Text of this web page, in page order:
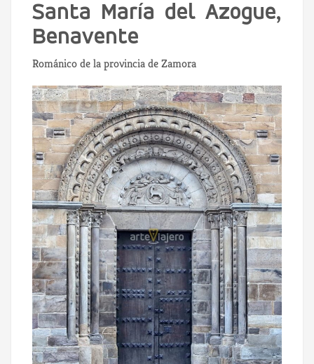
Santa María del Azogue,
Benavente
Románico de la provincia de Zamora